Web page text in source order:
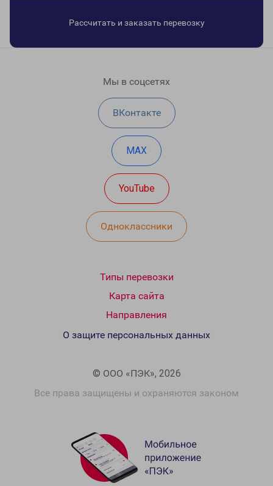
Рассчитать и заказать перевозку
Мы в соцсетях
ВКонтакте
MAX
YouTube
Одноклассники
Типы перевозки
Карта сайта
Направления
© ООО «ПЭК», 2026
Все права защищены и охраняются законом
О защите персональных данных